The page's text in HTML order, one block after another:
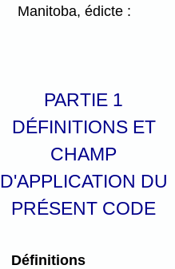
Manitoba, édicte :
PARTIE 1
DÉFINITIONS ET
CHAMP
D'APPLICATION DU
PRÉSENT CODE
Définitions